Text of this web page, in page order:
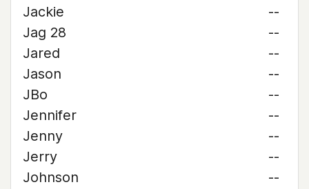
Jackie
--
Jag 28
--
Jared
--
Jason
--
JBo
--
Jennifer
--
Jenny
--
Jerry
--
Johnson
--